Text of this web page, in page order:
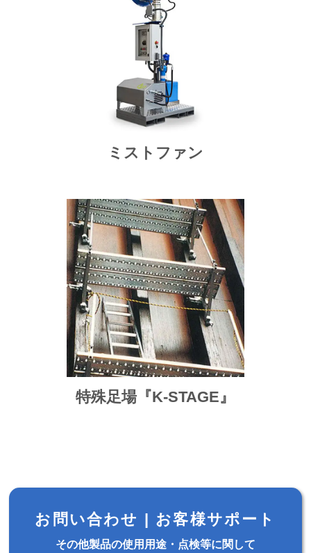
ミストファン
特殊足場『K-STAGE』
お問い合わせ | お客様サポート
その他製品の使用用途・点検等に関して